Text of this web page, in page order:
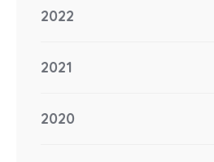
2022
2021
2020